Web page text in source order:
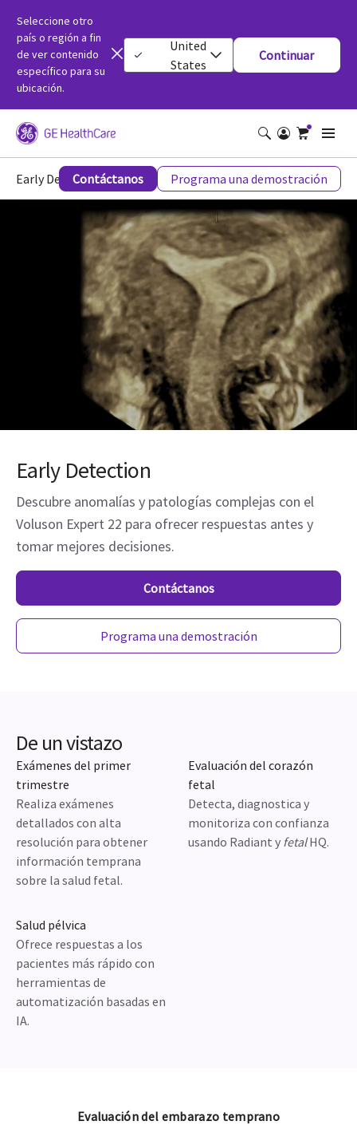
Seleccione otro
país o región a fin
de ver contenido
específico para su
ubicación.
United
States
Continuar
Early DetectionContáctanos Programa una demostración
Early Detection
Descubre anomalías y patologías complejas con el
Voluson Expert 22 para ofrecer respuestas antes y
tomar mejores decisiones.
Contáctanos
Programa una demostración
De un vistazo
Exámenes del primer
trimestre
Realiza exámenes
detallados con alta
resolución para obtener
información temprana
sobre la salud fetal.
Evaluación del corazón
fetal
Detecta, diagnostica y
monitoriza con confianza
usando Radiant y fetalHQ.
Salud pélvica
Ofrece respuestas a los
pacientes más rápido con
herramientas de
automatización basadas en
IA.
Evaluación del embarazo temprano